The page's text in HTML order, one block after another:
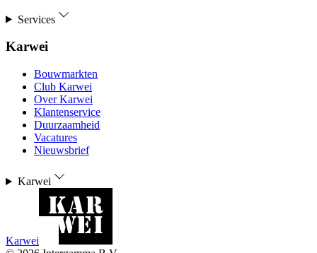
Services
Karwei
Bouwmarkten
Club Karwei
Over Karwei
Klantenservice
Duurzaamheid
Vacatures
Nieuwsbrief
Karwei
Karwei